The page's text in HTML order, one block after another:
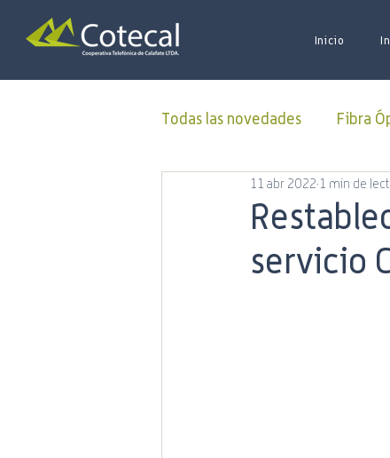
Inicio
Todas las novedades Fibra
Donaciones ALUCOINFO
Oficina Virtual 50
servicio
11 abr 2022 1 min de